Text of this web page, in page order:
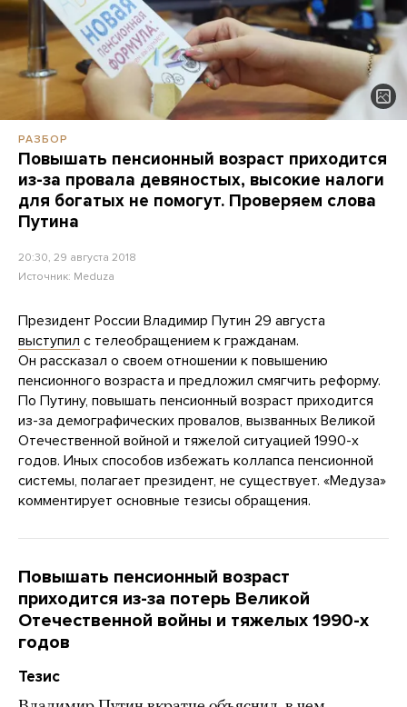
РАЗБОР
Повышать пенсионный возраст приходится
из-за провала девяностых, высокие налоги
для богатых не помогут. Проверяем слова
Путина
20:30, 29 августа 2018
Источник: Meduza
Президент России Владимир Путин 29 августа
выступил с телеобращением к гражданам.
Он рассказал о своем отношении к повышению
пенсионного возраста и предложил смягчить реформу.
По Путину, повышать пенсионный возраст приходится
из-за демографических провалов, вызванных Великой
Отечественной войной и тяжелой ситуацией 1990-х
годов. Иных способов избежать коллапса пенсионной
системы, полагает президент, не существует. «Медуза»
комментирует основные тезисы обращения.
Повышать пенсионный возраст
приходится из-за потерь Великой
Отечественной войны и тяжелых 1990-х
годов
Тезис